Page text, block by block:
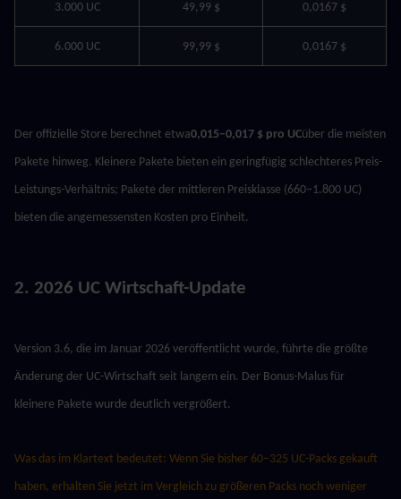
3.000 UC 49,99 $ 0,0167 $
6.000 UC 99,99 $ 0,0167 $
Der offizielle Store berechnet etwa0,015–0,017 $ pro UCüber die meisten
Pakete hinweg. Kleinere Pakete bieten ein geringfügig schlechteres Preis-
Leistungs-Verhältnis; Pakete der mittleren Preisklasse (660–1.800 UC)
bieten die angemessensten Kosten pro Einheit.
2. 2026 UC Wirtschaft-Update
Version 3.6, die im Januar 2026 veröffentlicht wurde, führte die größte
Änderung der UC-Wirtschaft seit langem ein. Der Bonus-Malus für
kleinere Pakete wurde deutlich vergrößert.
Was das im Klartext bedeutet: Wenn Sie bisher 60–325 UC-Packs gekauft
haben, erhalten Sie jetzt im Vergleich zu größeren Packs noch weniger